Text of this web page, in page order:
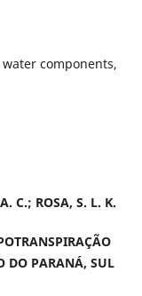
components,
C.; ROSA, S. L. K.
DO PARANÁ, SUL